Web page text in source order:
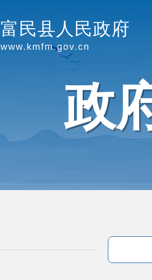
富民县人民政府
www.kmfm.gov.cn
政